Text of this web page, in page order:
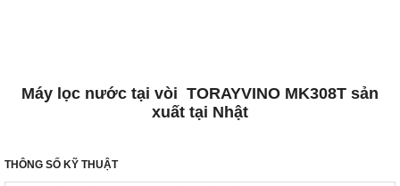
Máy lọc nước tại vòi TORAYVINO MK308T sản
xuất tại Nhật
THÔNG SỐ KỸ THUẬT